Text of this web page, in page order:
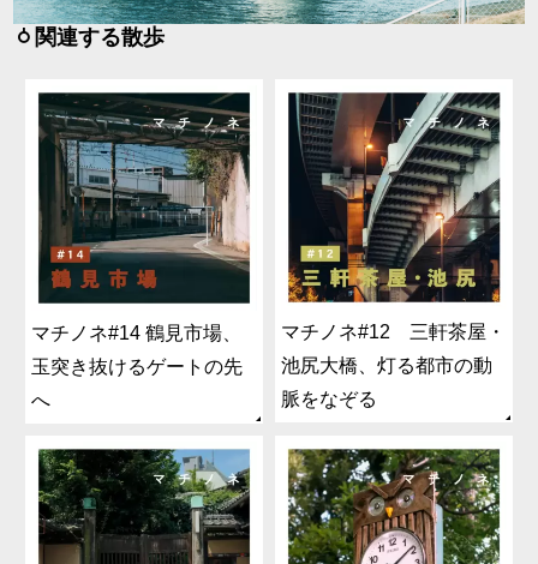
関連する散歩
マチノネ#14 鶴見市場、
玉突き抜けるゲートの先
へ
マチノネ#12 三軒茶屋・
池尻大橋、灯る都市の動
脈をなぞる